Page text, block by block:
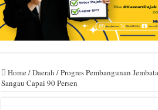
Home /Daerah /Progres Pembangunan
Sangau Capai 90 Persen